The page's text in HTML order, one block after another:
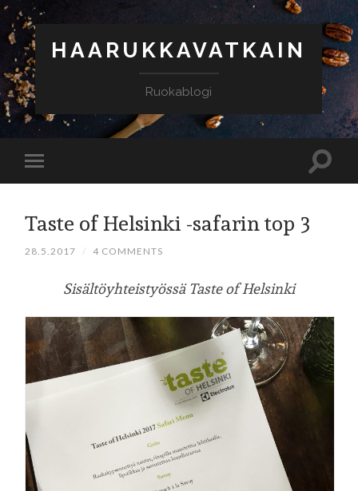
HAARUKKAVATKAIN
Ruokablogi
Taste of Helsinki -safarin top 3
28.5.2017 / 4 COMMENTS
Sisältöyhteistyössä Taste of Helsinki